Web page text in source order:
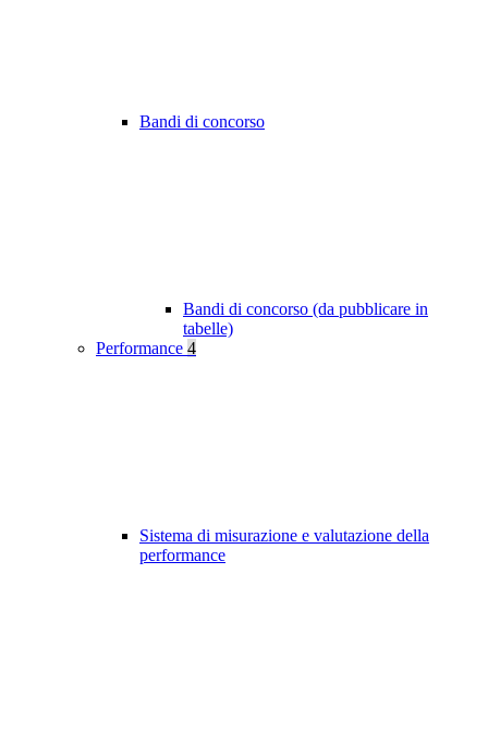
Bandi di concorso
Bandi di concorso (da pubblicare in
tabelle)
Performance 4
Sistema di misurazione e valutazione della
performance